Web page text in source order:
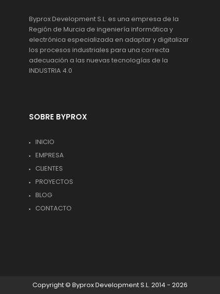
Byprox Development S.L. es una empresa de la
Región de Murcia de ingeniería informática y
electrónica especializada en adaptar y digitalizar
los procesos industriales para una correcta
adecuación a las nuevas tecnologías de la
INDUSTRIA 4.0
SOBRE BYPROX
INICIO
EMPRESA
CLIENTES
PROYECTOS
BLOG
CONTACTO
Copyright © Byprox Development S.L. 2014 - 2026